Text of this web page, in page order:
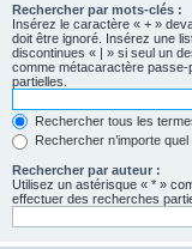
Rechercher par mots-clés :
Insérez le caractère « + »
doit être ignoré. Insérez une
discontinues « | » si seul un
comme métacaractère
partielles.
Rechercher tous les
Rechercher n’importe
Rechercher par auteur :
Utilisez un astérisque « * »
effectuer des recherches